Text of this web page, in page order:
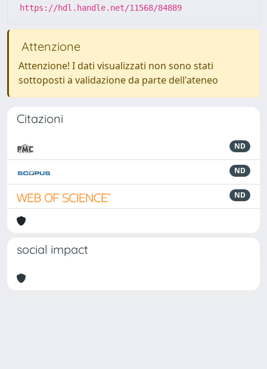
https://hdl.handle.net/11568/84889
Attenzione
Attenzione! I dati visualizzati non sono stati
sottoposti a validazione da parte dell'ateneo
Citazioni
ND
ND
ND
social impact